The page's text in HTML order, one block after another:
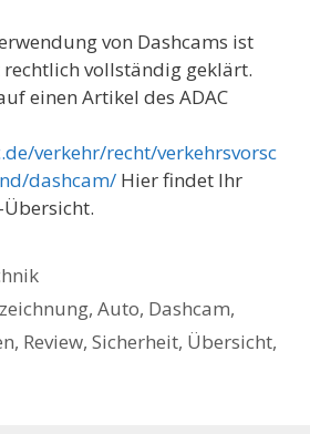
von Dashcams ist
vollständig geklärt.
einen Artikel des ADAC
verkehr/recht/verkehrsvorsc
dashcam/ Hier findet Ihr
,Auto, Dashcam,
, Review, Sicherheit, Übersicht,